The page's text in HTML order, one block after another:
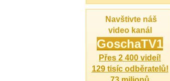
Navštivte náš
video kanál
GoschaTV1
Přes 2 400 videí!
129 tisíc odběratelů!